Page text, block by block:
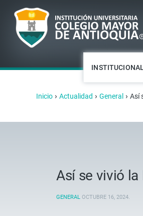
INSTITUCIONAL
Inicio › Actualidad › General › Así
Así se vivió la
GENERAL OCTUBRE 16, 2024.